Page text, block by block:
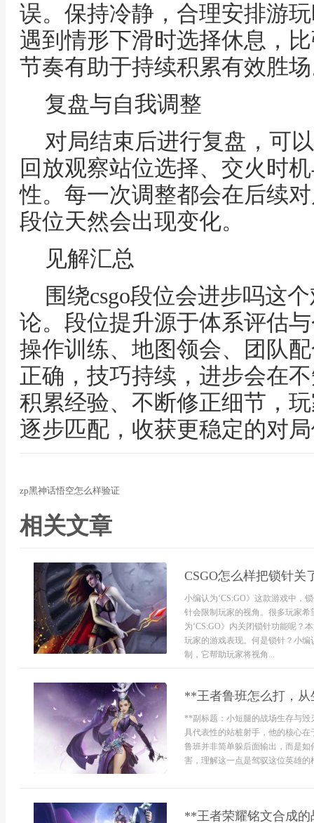
误。保持冷静，合理安排游
遇到情形下滑时选择休息，
节奏有助于持续积累有效胜
复盘与自我调整
对局结束后进行复盘，可
回放观察站位选择、交火时
性。每一次调整都会在后续
段位天然会出现变化。
见解汇总
围绕csgo段位会进步吗这
论。段位提升源于体系评估
操作训练、地图领会、团队
正确，技巧持续，进步会在
积累经验、不断修正细节，
逐步匹配，收获更稳定的对
zp黑神话悟空怎么样验证
相关文章
CSGO怎么样把锁针关
小编认为‘CS:GO》这款游戏中，
针会限制玩家的视角。很多玩家
为‘CS:GO》内关闭锁针功能呢？
玩家的游戏表现。何是锁针？小编
制，它帮助玩家将视角...
**王者鲁班怎么打，
**副标题：小短腿的战场生存与
具代表性的站桩射手，他的核心
鲁班并非简单躲后面输出，而是
害，理解这一点是驾驭这位英雄
**王者荣耀铭文合成